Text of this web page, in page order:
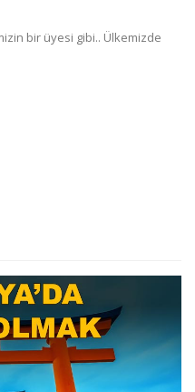
bir üyesi gibi.. Ülkemizde